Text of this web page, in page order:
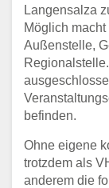
Langensalza
Möglich
Außenstelle,
befinden.
Ohne eigene
trotzdem als
anderem die